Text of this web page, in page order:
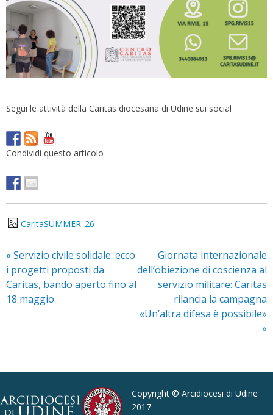
Segui le attività della Caritas diocesana di Udine sui social
Condividi questo articolo
CaritaSUMMER_26
«Servizio civile solidale: ecco
i progetti proposti da
Caritas, bando aperto fino al
18 maggio
Giornata internazionale
dell’obiezione di coscienza al
servizio militare: Caritas
rilancia la campagna
«Un’altra difesa è possibile»
»
Copyright © Arcidiocesi di Udine
2017